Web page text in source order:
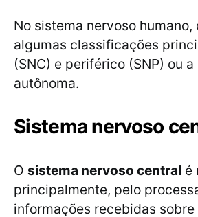
No sistema nervoso humano,
algumas classificações
(SNC) e periférico (SNP) ou
autônoma.
Sistema nervoso
O sistema nervoso central é
principalmente, pelo
informações recebidas sobre